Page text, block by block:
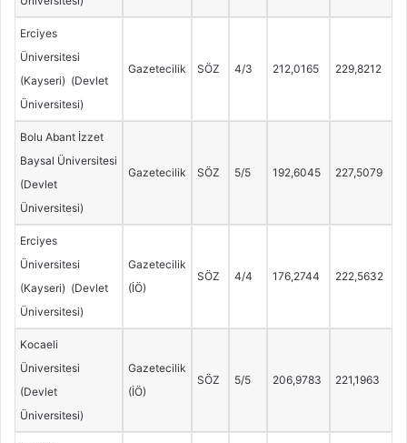
Erciyes
Üniversitesi
(Kayseri) (Devlet
Üniversitesi)
Gazetecilik SÖZ 4/3 212,0165 229,8212
Bolu Abant İzzet
Baysal Üniversitesi
(Devlet
Üniversitesi)
Gazetecilik SÖZ 5/5 192,6045 227,5079
Erciyes
Üniversitesi
(Kayseri) (Devlet
Üniversitesi)
Gazetecilik
(İÖ)
SÖZ 4/4 176,2744 222,5632
Kocaeli
Üniversitesi
(Devlet
Üniversitesi)
Gazetecilik
(İÖ)
SÖZ 5/5 206,9783 221,1963